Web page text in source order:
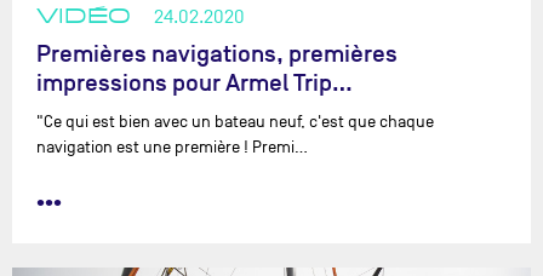
VIDÉO 24.02.2020
Premières navigations, premières
impressions pour Armel Trip…
"Ce qui est bien avec un bateau neuf, c'est que chaque
navigation est une première ! Premi…
•••